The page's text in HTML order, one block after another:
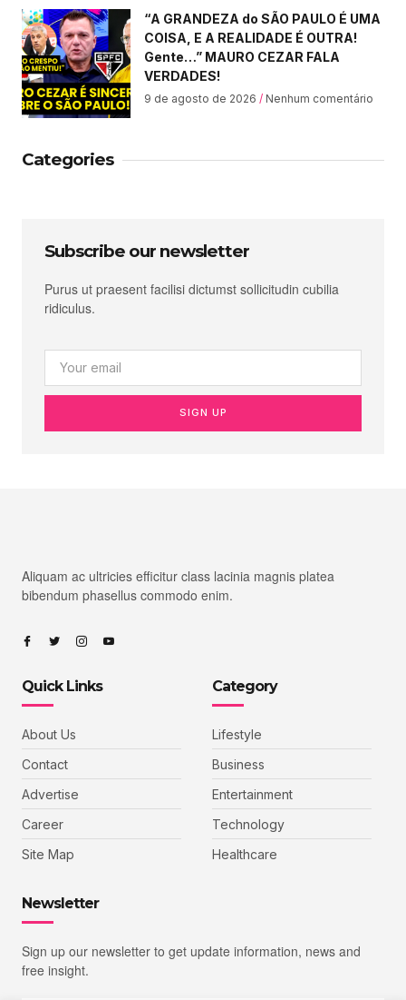
“A GRANDEZA do SÃO PAULO É UMA
COISA, E A REALIDADE É OUTRA!
Gente…” MAURO CEZAR FALA
VERDADES!
9 de agosto de 2026 Nenhum comentário
Categories
Subscribe our newsletter
Purus ut praesent facilisi dictumst sollicitudin cubilia
ridiculus.
SIGN UP
Aliquam ac ultricies efficitur class lacinia magnis platea
bibendum phasellus commodo enim.
Quick Links
About Us
Contact
Advertise
Career
Site Map
Category
Lifestyle
Business
Entertainment
Technology
Healthcare
Newsletter
Sign up our newsletter to get update information, news and
free insight.